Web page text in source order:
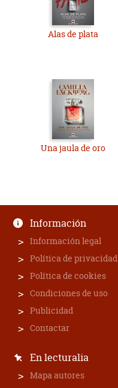
Alas de plata
Una jaula de oro
Información
Información legal
Política de privacidad
Política de cookies
Condiciones de uso
Publicidad
Contactar
En lecturalia
Mapa autores